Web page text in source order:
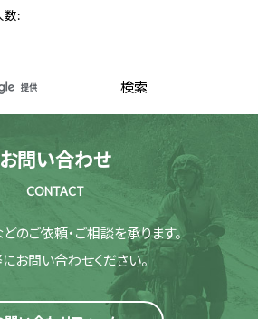
数:
お問い合わせ
CONTACT
のご依頼・ご相談を承ります。
お問い合わせください。